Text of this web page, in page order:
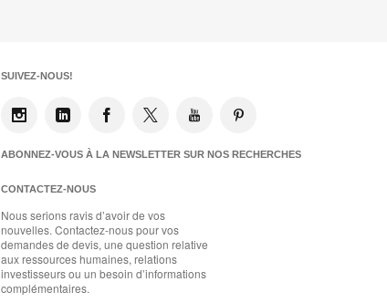
SUIVEZ-NOUS!
ABONNEZ-VOUS À LA NEWSLETTER SUR NOS RECHERCHES
CONTACTEZ-NOUS
Nous serions ravis d’avoir de vos
nouvelles. Contactez-nous pour vos
demandes de devis, une question relative
aux ressources humaines, relations
investisseurs ou un besoin d’informations
complémentaires.